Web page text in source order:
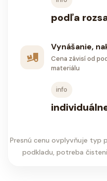
podľa
Vynášanie,
Cena závisí od
materiálu
info
Presnú cenu ovplyvňuje typ
podkladu, potreba